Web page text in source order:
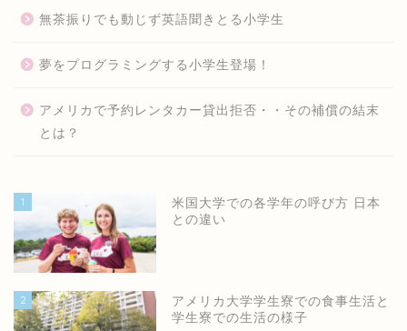
無茶振りでも動じず英語聞きとる小学生
夢をプログラミングする小学生登場！
アメリカで予約レンタカー貸出拒否・・その補償の結末
とは？
1
米国大学での各学年の呼び方 日本
との違い
2
アメリカ大学学生寮での食事生活と
学生寮での生活の様子